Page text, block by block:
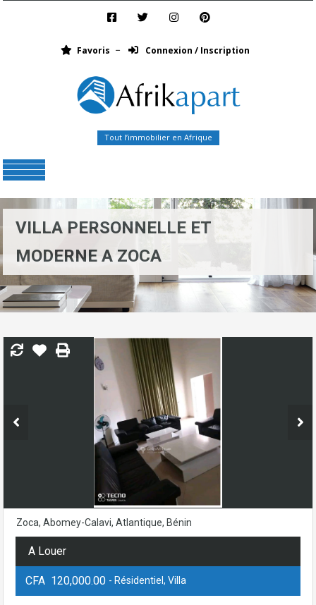
Favoris Connexion / Inscription
Tout l’immobilier en Afrique
VILLA PERSONNELLE ET
MODERNE A ZOCA
Zoca, Abomey-Calavi, Atlantique, Bénin
A Louer
CFA 120,000.00 - Résidentiel, Villa